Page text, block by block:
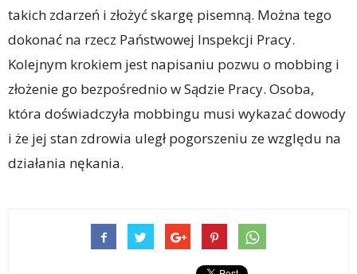
takich zdarzeń i złożyć skargę pisemną. Można tego
dokonać na rzecz Państwowej Inspekcji Pracy.
Kolejnym krokiem jest napisaniu pozwu o mobbing i
złożenie go bezpośrednio w Sądzie Pracy. Osoba,
która doświadczyła mobbingu musi wykazać dowody
i że jej stan zdrowia uległ pogorszeniu ze względu na
działania nękania.